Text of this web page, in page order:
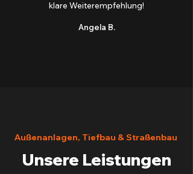
klare Weiterempfehlung!
Angela B.
Außenanlagen, Tiefbau & Straßenbau
Unsere Leistungen